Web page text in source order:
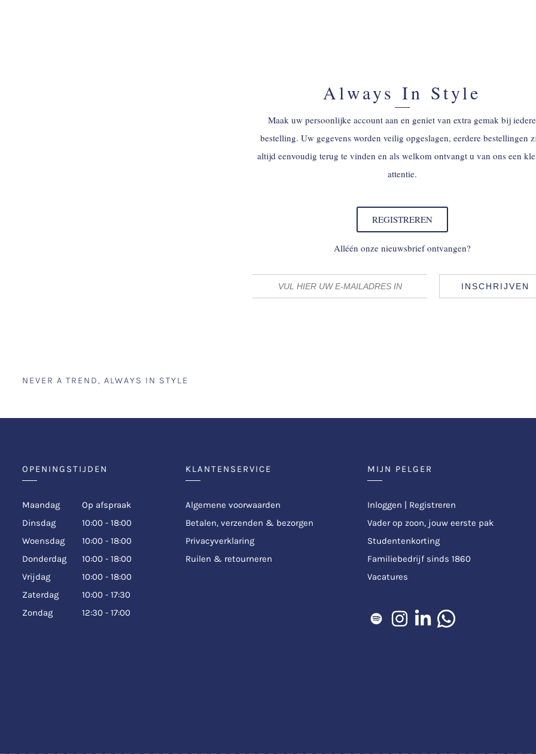
Always In Style
Maak uw persoonlijke account aan en geniet van extra gemak bij iedere
bestelling. Uw gegevens worden veilig opgeslagen, eerdere bestellingen
altijd eenvoudig terug te vinden en als welkom ontvangt u van ons een
attentie.
REGISTREREN
Alléén onze nieuwsbrief ontvangen?
INSCHRIJVEN
NEVER A TREND, ALWAYS IN STYLE
OPENINGSTIJDEN
Maandag
Op afspraak
Dinsdag
10:00 - 18:00
Woensdag
10:00 - 18:00
Donderdag
10:00 - 18:00
Vrijdag
10:00 - 18:00
Zaterdag
10:00 - 17:30
Zondag
12:30 - 17:00
KLANTENSERVICE
Algemene voorwaarden
Betalen, verzenden & bezorgen
Privacyverklaring
Ruilen & retourneren
MIJN PELGER
Inloggen | Registreren
Vader op zoon, jouw eerste pak
Studentenkorting
Familiebedrijf sinds 1860
Vacatures